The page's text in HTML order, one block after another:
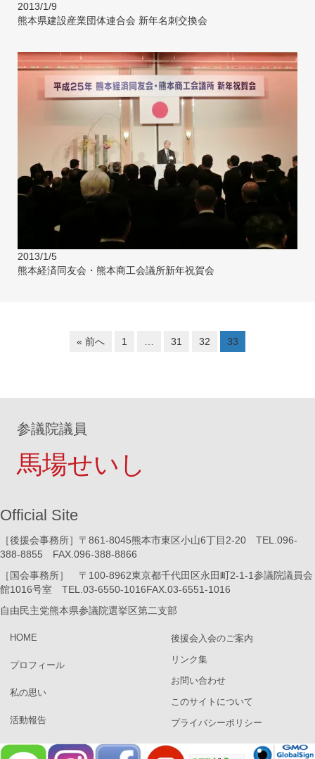
2013/1/9
熊本県建設産業団体連合会 新年名刺交換会
2013/1/5
熊本経済同友会・熊本商工会議所新年祝賀会
« 前へ 1 31 32 33
参議院議員
馬場せいし
Official Site
［後援会事務所］〒861-8045熊本市東区小山6丁目2-20 TEL.096-
388-8855 FAX.096-388-8866
［国会事務所］ 〒100-8962東京都千代田区永田町2-1-1参議院議員会
館1016号室 TEL.03-6550-1016FAX.03-6551-1016
自由民主党熊本県参議院選挙区第二支部
HOME
プロフィール
私の思い
活動報告
後援会入会のご案内
リンク集
お問い合わせ
このサイトについて
プライバシーポリシー